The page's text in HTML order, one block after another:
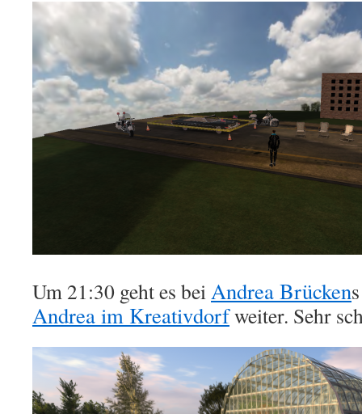
Um 21:30 geht es beiAndrea Brücken
Andrea im Kreativdorfweiter. Sehr